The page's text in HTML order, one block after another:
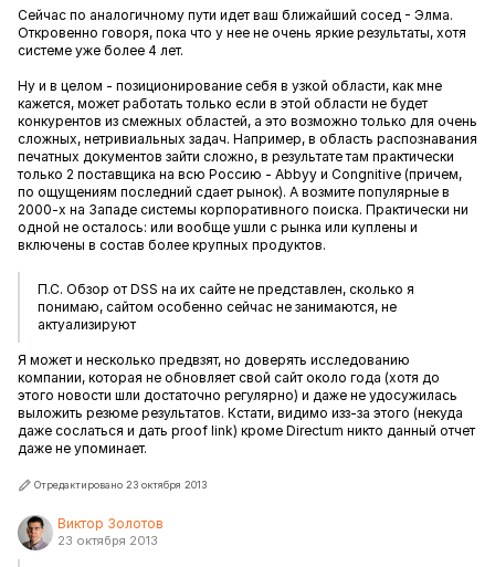
Сейчас по аналогичному пути идет ваш ближайший сосед - Элма.
Откровенно говоря, пока что у нее не очень яркие результаты, хотя
системе уже более 4 лет.
Ну и в целом - позиционирование себя в узкой области, как мне
кажется, может работать только если в этой области не будет
конкурентов из смежных областей, а это возможно только для очень
сложных, нетривиальных задач. Например, в область распознавания
печатных документов зайти сложно, в результате там практически
только 2 поставщика на всю Россию - Abbyy и Congnitive (причем,
по ощущениям последний сдает рынок). А возмите популярные в
2000-х на Западе системы корпоративного поиска. Практически ни
одной не осталось: или вообще ушли с рынка или куплены и
включены в состав более крупных продуктов.
П.С. Обзор от DSS на их сайте не представлен, сколько я
понимаю, сайтом особенно сейчас не занимаются, не
актуализируют
Я может и несколько предвзят, но доверять исследованию
компании, которая не обновляет свой сайт около года (хотя до
этого новости шли достаточно регулярно) и даже не удосужилась
выложить резюме результатов. Кстати, видимо изз-за этого (некуда
даже сослаться и дать proof link) кроме Directum никто данный отчет
даже не упоминает.
Отредактировано 23 октября 2013
Виктор Золотов
23 октября 2013